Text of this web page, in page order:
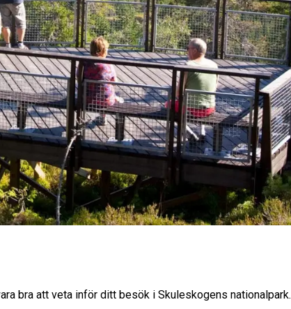
bra att veta inför ditt besök i Skuleskogens nationalpark.